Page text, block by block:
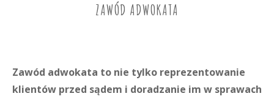
ZAWÓD ADWOKATA
Zawód adwokata to nie tylko reprezentowanie
klientów przed sądem i doradzanie im w sprawach